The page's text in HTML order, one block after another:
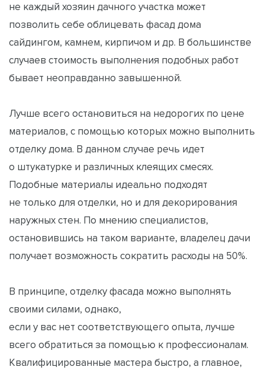
не каждый хозяин дачного участка может
позволить себе облицевать фасад дома
сайдингом, камнем, кирпичом и др. В большинстве
случаев стоимость выполнения подобных работ
бывает неоправданно завышенной.
Лучше всего остановиться на недорогих по цене
материалов, с помощью которых можно выполнить
отделку дома. В данном случае речь идет
о штукатурке и различных клеящих смесях.
Подобные материалы идеально подходят
не только для отделки, но и для декорирования
наружных стен. По мнению специалистов,
остановившись на таком варианте, владелец дачи
получает возможность сократить расходы на 50%.
В принципе, отделку фасада можно выполнять
своими силами, однако,
если у вас нет соответствующего опыта, лучше
всего обратиться за помощью к профессионалам.
Квалифицированные мастера быстро, а главное,